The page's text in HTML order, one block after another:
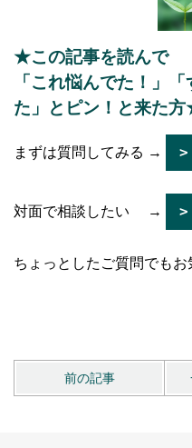
★この記事を読んで
「これ悩んでた！」
た」とピン！と来た
まずは質問してみる →
対面で相談したい →
ちょっとしたご質問でもお
前の記事